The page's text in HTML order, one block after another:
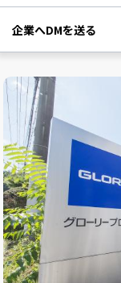
企業へDMを送る